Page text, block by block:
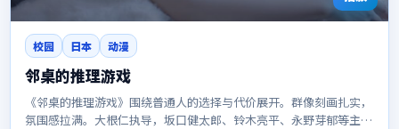
校园 日本 动漫
邻桌的推理游戏
《邻桌的推理游戏》围绕普通人的选择与代价展开。群像刻画扎实，
氛围感拉满。大根仁执导，坂口健太郎、铃木亮平、永野芽郁等主